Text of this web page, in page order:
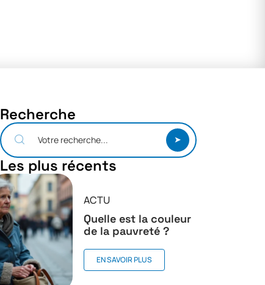
Recherche
Les plus récents
ACTU
Quelle est la couleur
de la pauvreté ?
EN SAVOIR PLUS